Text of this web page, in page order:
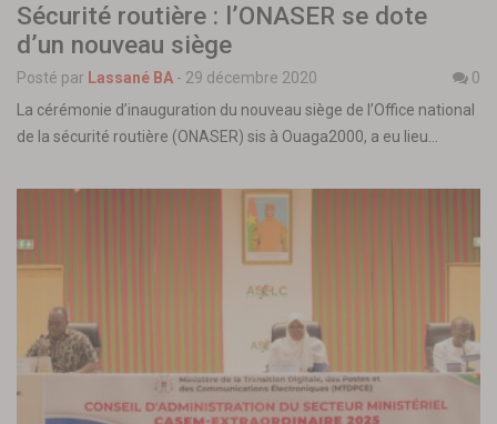
Sécurité routière : l’ONASER se dote
d’un nouveau siège
Posté par Lassané BA - 29 décembre 2020
0
La cérémonie d’inauguration du nouveau siège de l’Office national
de la sécurité routière (ONASER) sis à Ouaga2000, a eu lieu…